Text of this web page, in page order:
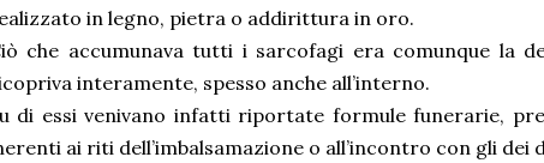
in legno, pietra o addirittura in oro.
che accumunava tutti i sarcofagi era comunque la
interamente, spesso anche all’interno.
di essi venivano infatti riportate formule funerarie,
ai riti dell’imbalsamazione o all’incontro con gli dei